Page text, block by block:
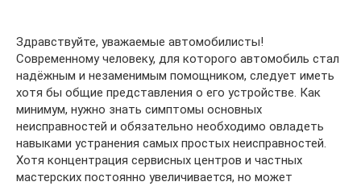
Здравствуйте, уважаемые автомобилисты!
Современному человеку, для которого автомобиль стал
надёжным и незаменимым помощником, следует иметь
хотя бы общие представления о его устройстве. Как
минимум, нужно знать симптомы основных
неисправностей и обязательно необходимо овладеть
навыками устранения самых простых неисправностей.
Хотя концентрация сервисных центров и частных
мастерских постоянно увеличивается, но может